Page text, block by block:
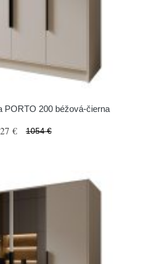
PORTO 200 béžová-čierna
€ 1054 €